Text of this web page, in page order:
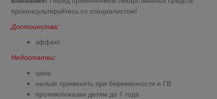
проконсультируйтесь со специалистом!
Достоинства:
эффект
Недостатки:
цена
нельзя применять при беременности и ГВ
противопоказан детям до 1 года